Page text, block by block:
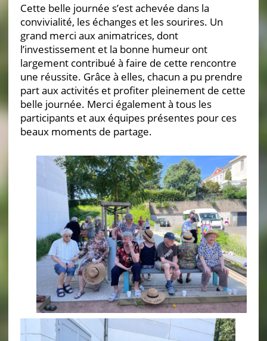
Cette belle journée s’est achevée dans la
convivialité, les échanges et les sourires. Un
grand merci aux animatrices, dont
l’investissement et la bonne humeur ont
largement contribué à faire de cette rencontre
une réussite. Grâce à elles, chacun a pu prendre
part aux activités et profiter pleinement de cette
belle journée. Merci également à tous les
participants et aux équipes présentes pour ces
beaux moments de partage.